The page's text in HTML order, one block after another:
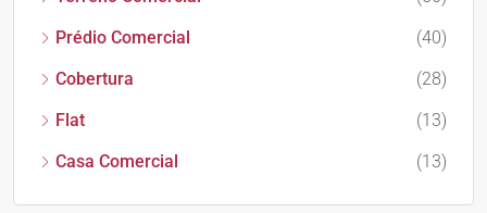
Prédio Comercial
(40)
Cobertura
(28)
Flat
(13)
Casa Comercial
(13)